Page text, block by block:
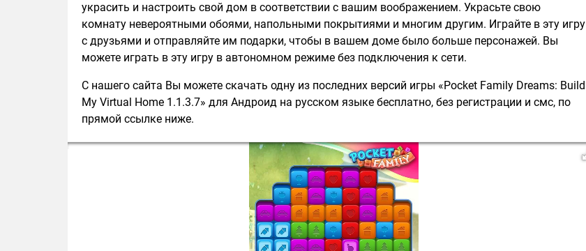
украсить и настроить свой дом в соответствии с вашим воображением. Украсьте свою
комнату невероятными обоями, напольными покрытиями и многим другим. Играйте в эту игру
с друзьями и отправляйте им подарки, чтобы в вашем доме было больше персонажей. Вы
можете играть в эту игру в автономном режиме без подключения к сети.
С нашего сайта Вы можете скачать одну из последних версий игры «Pocket Family Dreams: Build
My Virtual Home 1.1.3.7» для Андроид на русском языке бесплатно, без регистрации и смс, по
прямой ссылке ниже.